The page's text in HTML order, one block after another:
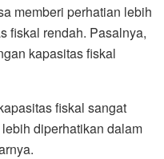
memberi perhatian lebih
fiskal rendah. Pasalnya,
kapasitas fiskal
fiskal sangat
diperhatikan dalam